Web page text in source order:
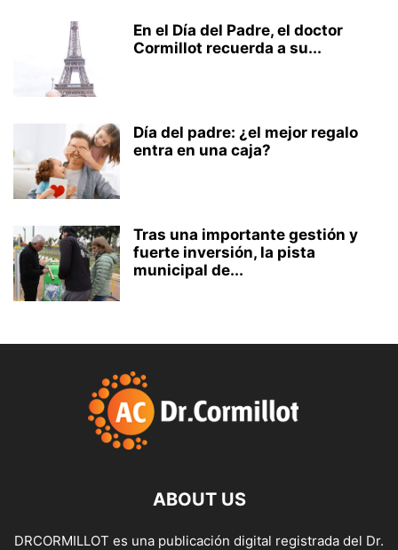
En el Día del Padre, el doctor
Cormillot recuerda a su...
Día del padre: ¿el mejor regalo
entra en una caja?
Tras una importante gestión y
fuerte inversión, la pista
municipal de...
ABOUT US
DRCORMILLOT es una publicación digital registrada del Dr.